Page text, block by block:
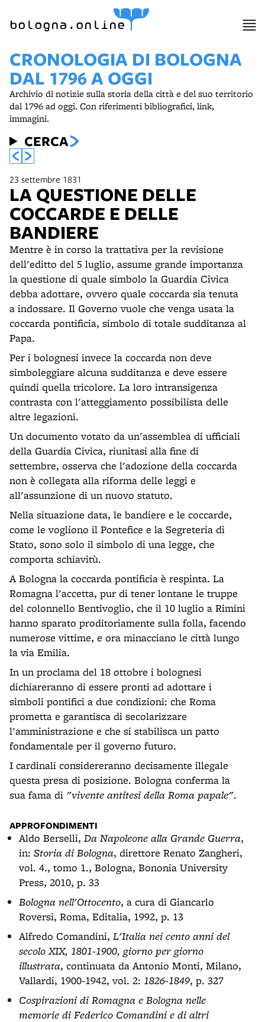
bologna.online
CRONOLOGIA DI BOLOGNA
DAL 1796 A OGGI
Archivio di notizie sulla storia della città e del suo territorio
dal 1796 ad oggi. Con riferimenti bibliografici, link,
immagini.
CERCA
23 settembre 1831
LA QUESTIONE DELLE
COCCARDE E DELLE
BANDIERE
Mentre è in corso la trattativa per la revisione
dell'editto del 5 luglio, assume grande importanza
la questione di quale simbolo la Guardia Civica
debba adottare, ovvero quale coccarda sia tenuta
a indossare. Il Governo vuole che venga usata la
coccarda pontificia, simbolo di totale sudditanza al
Papa.
Per i bolognesi invece la coccarda non deve
simboleggiare alcuna sudditanza e deve essere
quindi quella tricolore. La loro intransigenza
contrasta con l'atteggiamento possibilista delle
altre legazioni.
Un documento votato da un'assemblea di ufficiali
della Guardia Civica, riunitasi alla fine di
settembre, osserva che l'adozione della coccarda
non è collegata alla riforma delle leggi e
all'assunzione di un nuovo statuto.
Nella situazione data, le bandiere e le coccarde,
come le vogliono il Pontefice e la Segreteria di
Stato, sono solo il simbolo di una legge, che
comporta schiavitù.
A Bologna la coccarda pontificia è respinta. La
Romagna l'accetta, pur di tener lontane le truppe
del colonnello Bentivoglio, che il 10 luglio a Rimini
hanno sparato proditoriamente sulla folla, facendo
numerose vittime, e ora minacciano le città lungo
la via Emilia.
In un proclama del 18 ottobre i bolognesi
dichiareranno di essere pronti ad adottare i
simboli pontifici a due condizioni: che Roma
prometta e garantisca di secolarizzare
l'amministrazione e che si stabilisca un patto
fondamentale per il governo futuro.
I cardinali considereranno decisamente illegale
questa presa di posizione. Bologna conferma la
sua fama di "vivente antitesi della Roma papale".
APPROFONDIMENTI
Aldo Berselli, Da Napoleone alla Grande Guerra,
in: Storia di Bologna, direttore Renato Zangheri,
vol. 4., tomo 1., Bologna, Bononia University
Press, 2010, p. 33
Bologna nell'Ottocento, a cura di Giancarlo
Roversi, Roma, Editalia, 1992, p. 13
Alfredo Comandini, L'Italia nei cento anni del
secolo XIX, 1801-1900, giorno per giorno
illustrata, continuata da Antonio Monti, Milano,
Vallardi, 1900-1942, vol. 2: 1826-1849, p. 327
Cospirazioni di Romagna e Bologna nelle
memorie di Federico Comandini e di altri